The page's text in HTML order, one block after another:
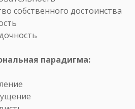
собственного достоинства
парадигма: